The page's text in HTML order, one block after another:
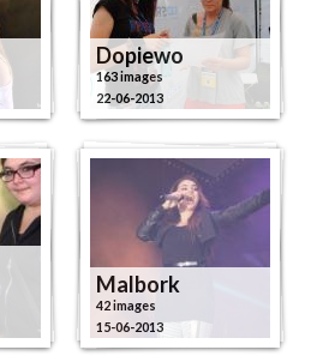
Dopiewo
163 images
22-06-2013
Malbork
42 images
15-06-2013